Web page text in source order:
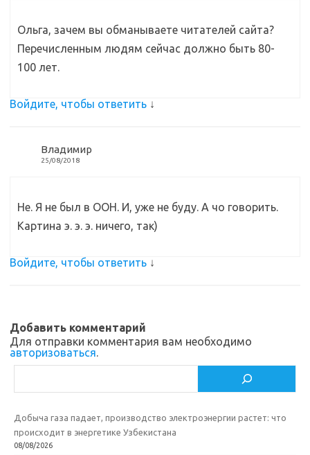
Ольга, зачем вы обманываете читателей сайта?
Перечисленным людям сейчас должно быть 80-
100 лет.
Войдите, чтобы ответить ↓
Владимир
25/08/2018
Не. Я не был в ООН. И, уже не буду. А чо говорить.
Картина э. э. э. ничего, так)
Войдите, чтобы ответить ↓
Добавить комментарий
Для отправки комментария вам необходимо
авторизоваться.
Добыча газа падает, производство электроэнергии растет: что
происходит в энергетике Узбекистана
08/08/2026